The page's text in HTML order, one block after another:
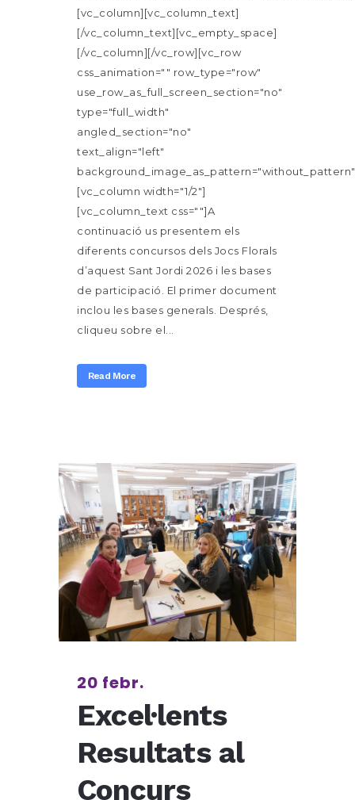
[vc_column][vc_column_text]
[/vc_column_text][vc_empty_space]
[/vc_column][/vc_row][vc_row
css_animation="" row_type="row"
use_row_as_full_screen_section="no"
type="full_width"
angled_section="no"
text_align="left"
[vc_column width="1/2"]
[vc_column_text css=""]A
continuació us presentem els
diferents concursos dels Jocs Florals
d’aquest Sant Jordi 2026 i les bases
de participació. El primer document
inclou les bases generals. Després,
cliqueu sobre el...
Read More
20 febr.
Excel·lents
Resultats al
Concurs